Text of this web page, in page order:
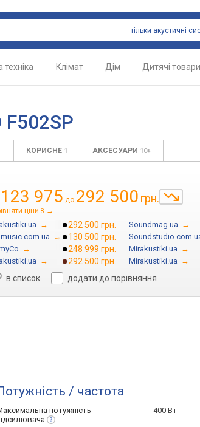
техніка Клімат Дім Дитячі товари
F502SP
КОРИСНЕ 1 АКСЕСУАРИ 10+
123 975 до 292 500 грн.
ціни 8 →
→ 292 500 грн. Soundmag.ua →
→ 130 500 грн.
→ 248 999 грн. Mirakustiki.ua →
→ 292 500 грн. Mirakustiki.ua →
в список
додати до порівняння
/ частота
потужність
400 Вт